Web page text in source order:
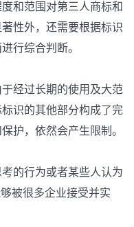
和范围对第三人商标和
性外，还需要根据标识
行综合判断。
经过长期的使用及大范
识的其他部分构成了完
护，依然会产生限制。
的行为或者某些人认为
被很多企业接受并实